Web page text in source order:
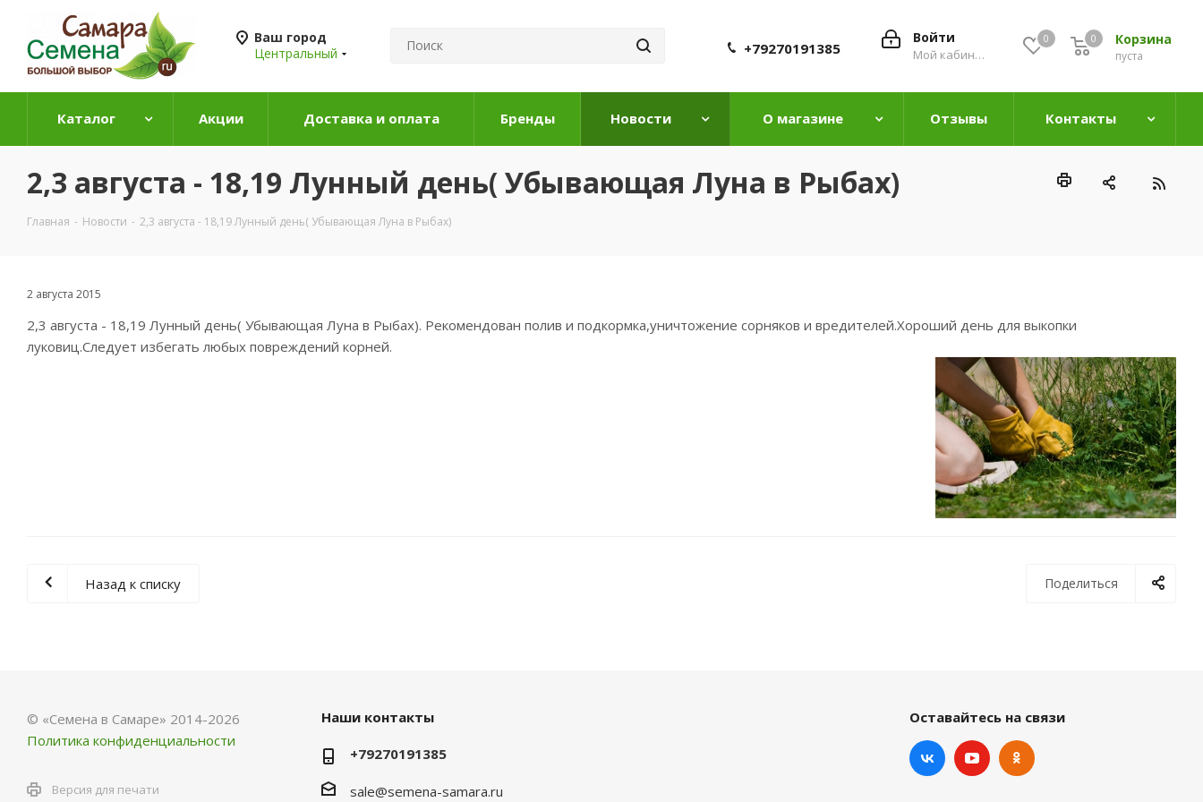
Ваш город
Центральный
0 Корзина
0
пуста
0
Войти
Мой кабинет
+79270191385
Каталог Акции Доставка и оплата Бренды Новости О магазине Отзывы Контакты
2,3 августа - 18,19 Лунный день( Убывающая Луна в Рыбах)
Главная - Новости - 2,3 августа - 18,19 Лунный день( Убывающая Луна в Рыбах)
2 августа 2015
2,3 августа - 18,19 Лунный день( Убывающая Луна в Рыбах). Рекомендован полив и подкормка,уничтожение сорняков и вредителей.Хороший день для выкопки
луковиц.Следует избегать любых повреждений корней.
Поделиться
Назад к списку
© «Семена в Самаре» 2014-2026
Политика конфиденциальности
Версия для печати
Наши контакты
+79270191385
sale@semena-samara.ru
Оставайтесь на связи